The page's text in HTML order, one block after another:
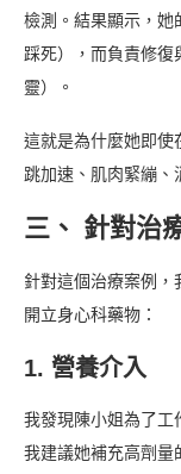
檢測。結果顯示，她
踩死），而負責修復
靈）。
這就是為什麼她即使
跳加速、肌肉緊繃、
三、 針對治
針對這個治療案例，
開立身心科藥物：
1. 營養介入
我發現陳小姐為了工
我建議她補充高劑量